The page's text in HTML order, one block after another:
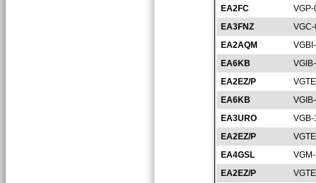
EA2FC
EA3FNZ
EA2AQM
EA6KB
EA2EZ/P
EA6KB
EA3URO
EA2EZ/P
EA4GSL
EA2EZ/P